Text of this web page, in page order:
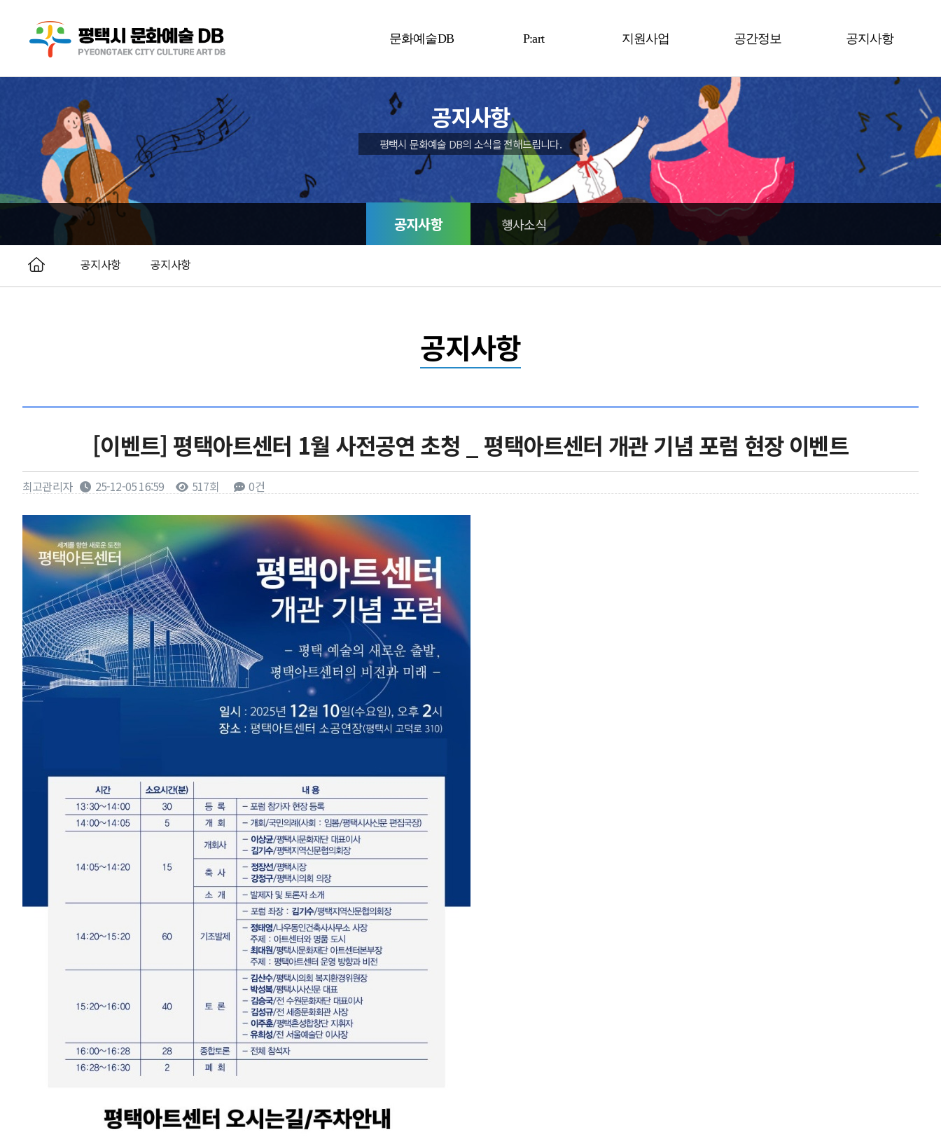
문화예술DB
예술단체
P:art 지원사업
수도권
전 국
공간정보
남부권역
서부권역
공지사항
행사소식
공지사항
평택시 문화예술 DB의 소식을 전해드립니다.
공지사항 행사소식
공지사항 공지사항
공지사항
[이벤트] 평택아트센터 1월 사전공연 초청 _ 평택아트센터 개관 기념 포럼 현장 이벤트
최고관리자 25-12-05 16:59 517회 0건
본문